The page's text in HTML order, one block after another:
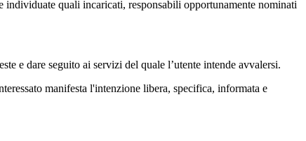
individuate quali incaricati, responsabili opportunamente nominati
e dare seguito ai servizi del quale l’utente intende avvalersi.
manifesta l'intenzione libera, specifica, informata e